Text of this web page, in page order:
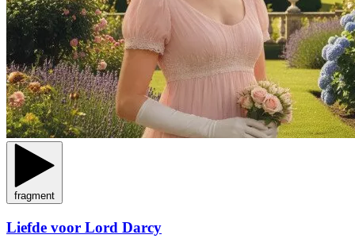
fragment
Liefde voor Lord Darcy